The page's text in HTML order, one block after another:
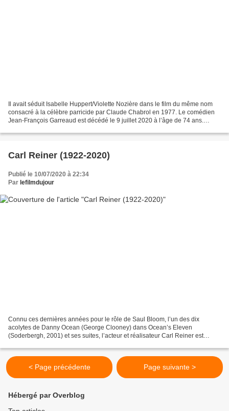
Il avait séduit Isabelle Huppert/Violette Nozière dans le film du même nom
consacré à la célèbre parricide par Claude Chabrol en 1977. Le comédien
Jean-François Garreaud est décédé le 9 juillet 2020 à l’âge de 74 ans.
Carl Reiner (1922-2020)
Publié le 10/07/2020 à 22:34
Par lefilmdujour
Connu ces dernières années pour le rôle de Saul Bloom, l’un des dix
acolytes de Danny Ocean (George Clooney) dans Ocean’s Eleven
(Soderbergh, 2001) et ses suites, l’acteur et réalisateur Carl Reiner est
< Page précédente Page suivante >
Hébergé par Overblog